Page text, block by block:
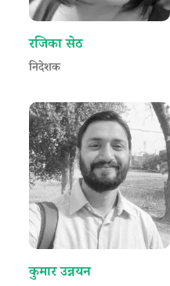
रजिका सेठ
निदेशक
कुमार उन्नयन